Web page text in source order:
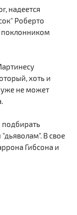
надеется
Роберто
поклонником
хоть и
уже не может
подбирать
В свое
Гибсона и